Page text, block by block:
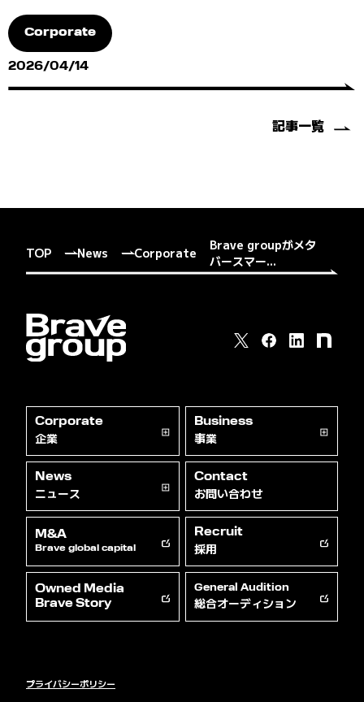
Corporate
2026/04/14
記事一覧
TOP News Corporate
Brave groupがメタ
バースマー...
Corporate
企業
Business
事業
News
ニュース
Contact
お問い合わせ
M&A
Brave global capital
Recruit
採用
Owned Media
Brave Story
General Audition
総合オーディション
プライバシーポリシー